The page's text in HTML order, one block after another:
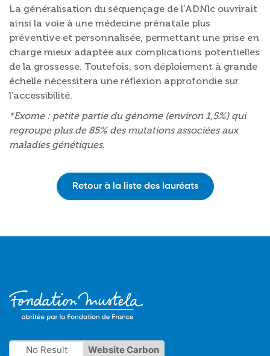
La généralisation du séquençage de l’ADNlc ouvrirait
ainsi la voie à une médecine prénatale plus
préventive et personnalisée, permettant une prise en
charge mieux adaptée aux complications potentielles
de la grossesse. Toutefois, son déploiement à grande
échelle nécessitera une réflexion approfondie sur
l’accessibilité.
*Exome : petite partie du génome (environ 1,5%) qui
regroupe plus de 85% des mutations associées aux
maladies génétiques.
Retour à la liste des lauréats
No Result Website Carbon